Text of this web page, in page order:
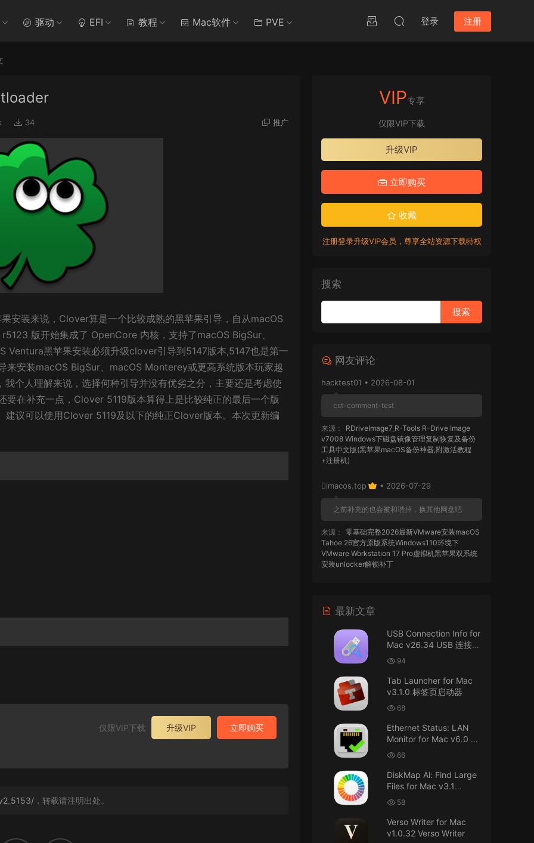
驱动 EFI 教程 Mac软件 PVE 登录 注册
34 推广
安装来说，Clover算是一个比较成熟的黑苹果引导，自从macOS
版开始集成了 OpenCore 内核，支持了macOS BigSur、
Ventura黑苹果安装必须升级clover引导到5147版本,5147也是第一
安装macOS BigSur、macOS Monterey或更高系统版本玩家越
个人理解来说，选择何种引导并没有优劣之分，主要还是考虑使
要在补充一点，Clover 5119版本算得上是比较纯正的最后一个版
议可以使用Clover 5119及以下的纯正Clover版本。本次更新编
仅限VIP下载 升级VIP 立即购买
，转载请注明出处。
VIP专享
仅限VIP下载
升级VIP
立即购买
收藏
注册登录升级VIP会员，尊享全站资源下载特权
搜索
网友评论
hacktest01 • 2026-08-01
cst-comment-test
来源：
RDriveImage7_R-Tools R-Drive Image
v7008 Windows下磁盘镜像管理复制恢复及备份
工具中文版(黑苹果macOS备份神器,附激活教程
+注册机)
imacos.top • 2026-07-29
之前补充的也会被和谐掉，换其他网盘吧
来源：
零基础完整2026最新VMware安装macOS
Tahoe 26官方原版系统Windows110环境下
VMware Workstation 17 Pro虚拟机黑苹果双系统
安装unlocker解锁补丁
AIO = All In One，一站式整合完整版
来源：
DaVinci Resolve Studio 21 for Mac
v21.0.3 AIO 达芬奇世界顶级调色软件
Mac长存
接！直接从苹果公司下载。
u8562248263583923 • 2026-07-29
黑苹果已死
来源： macOS Golden Gate 27 完整安装包链
接！直接从苹果公司下载。
u6525353742092371 • 2026-07-26
最新文章
USB Connection Info for
Mac v26.34 USB 连接信
息 94
Tab Launcher for Mac
v3.1.0 标签页启动器
68
Ethernet Status: LAN
Monitor for Mac v6.0 以
太网状态：LAN 监控
66
DiskMap Al: Find Large
Files for Mac v3.1
DiskMap AL：查找大文
件
58
Verso Writer for Mac
v1.0.32 Verso Writer